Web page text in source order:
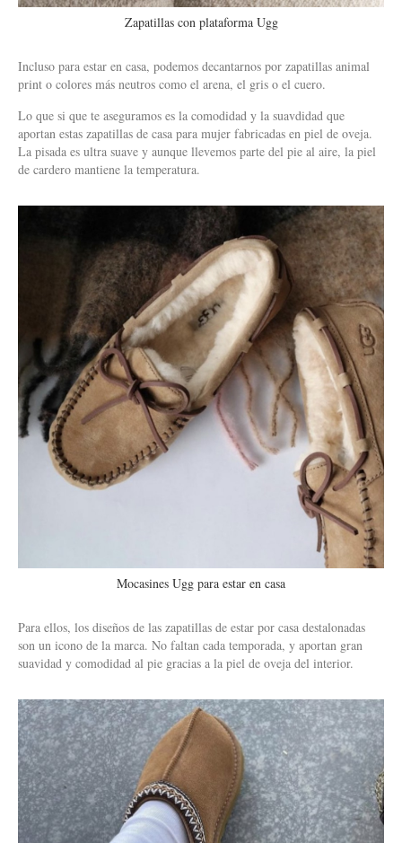
Zapatillas con plataforma Ugg
Incluso para estar en casa, podemos decantarnos por zapatillas animal
print o colores más neutros como el arena, el gris o el cuero.
Lo que si que te aseguramos es la comodidad y la suavdidad que
aportan estas zapatillas de casa para mujer fabricadas en piel de oveja.
La pisada es ultra suave y aunque llevemos parte del pie al aire, la piel
de cardero mantiene la temperatura.
Mocasines Ugg para estar en casa
Para ellos, los diseños de las zapatillas de estar por casa destalonadas
son un icono de la marca. No faltan cada temporada, y aportan gran
suavidad y comodidad al pie gracias a la piel de oveja del interior.